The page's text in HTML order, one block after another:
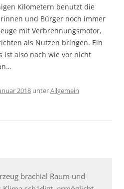
Kilometern benutzt die
und Bürger noch immer
mit Verbrennungsmotor,
als Nutzen bringen. Ein
ist also nach wie vor nicht
2018 unterAllgemein
brachial Raum und